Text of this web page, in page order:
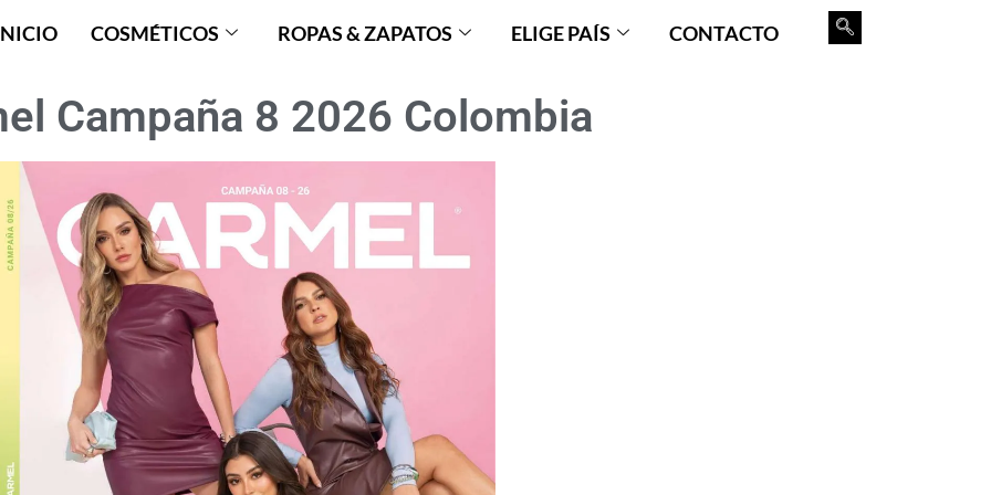
COSMÉTICOS ROPAS & ZAPATOS ELIGE PAÍS CONTACTO
Campaña 8 2026 Colombia